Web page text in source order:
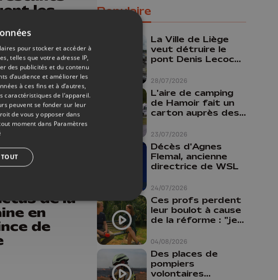
les
de la
en
de
Populaire
28/07/2026
La Ville de Liège
veut détruire le
pont Denis Lecocq
budget pour le
faire
23/07/2026
L'aire de camping
de Hamoir fait un
carton auprès des
24/07/2026
Décès d'Agnes
Flemal, ancienne
directrice de WSL
04/08/2026
Ces profs perdent
leur boulot à cause
de la réforme : "je
comme prof que
comme
pharmacienne"
Des places de
pompiers
volontaires
pour stocker et accéder à
telles que votre adresse IP,
des publicités et du contenu
d’audience et améliorer les
à ces fins et à d’autres,
caractéristiques de l’appareil.
peuvent se fonder sur leur
de vous y opposer dans
moment dans Paramètres
TOUT